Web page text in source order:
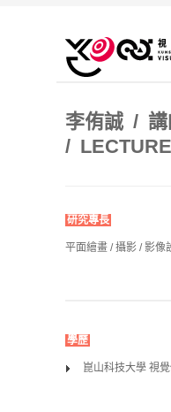
李侑誠 / 講
/
研究專長
平面繪畫 / 攝影 / 影像
學歷
崑山科技大學 視